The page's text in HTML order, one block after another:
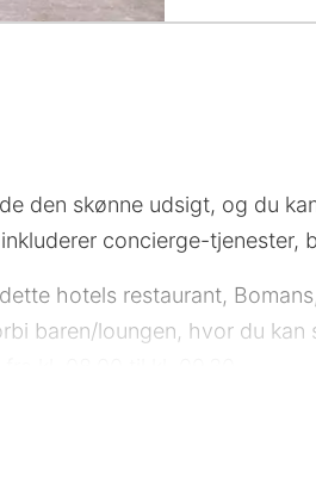
den skønne udsigt, og du
concierge-tjenester,
hotels restaurant,
baren/loungen, hvor du kan